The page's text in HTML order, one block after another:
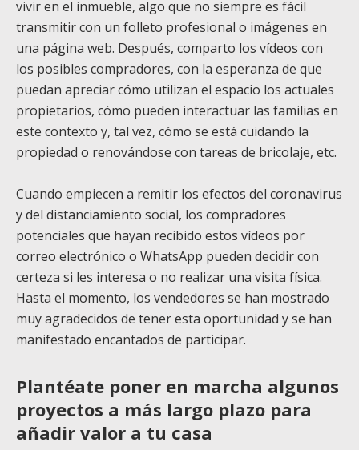
vivir en el inmueble, algo que no siempre es fácil
transmitir con un folleto profesional o imágenes en
una página web. Después, comparto los vídeos con
los posibles compradores, con la esperanza de que
puedan apreciar cómo utilizan el espacio los actuales
propietarios, cómo pueden interactuar las familias en
este contexto y, tal vez, cómo se está cuidando la
propiedad o renovándose con tareas de bricolaje, etc.
Cuando empiecen a remitir los efectos del coronavirus
y del distanciamiento social, los compradores
potenciales que hayan recibido estos vídeos por
correo electrónico o WhatsApp pueden decidir con
certeza si les interesa o no realizar una visita física.
Hasta el momento, los vendedores se han mostrado
muy agradecidos de tener esta oportunidad y se han
manifestado encantados de participar.
Plantéate poner en marcha algunos
proyectos a más largo plazo para
añadir valor a tu casa